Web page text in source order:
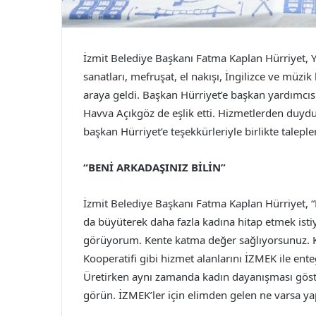
İzmit Belediye Başkanı Fatma Kaplan Hürriyet,
sanatları, mefruşat, el nakışı, İngilizce ve
araya geldi. Başkan Hürriyet’e başkan
Havva Açıkgöz de eşlik etti. Hizmetlerden
başkan Hürriyet’e teşekkürleriyle birlikte
“BENİ ARKADAŞINIZ BİLİN”
İzmit Belediye Başkanı Fatma Kaplan Hürriyet,
da büyüterek daha fazla kadına hitap etmek
görüyorum. Kente katma değer sağlıyorsunuz.
Kooperatifi gibi hizmet alanlarını İZMEK ile
Üretirken aynı zamanda kadın dayanışması
görün. İZMEK’ler için elimden gelen ne varsa